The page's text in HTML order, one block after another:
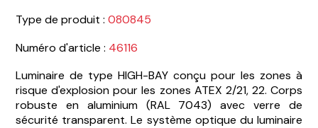
Type de produit :080845
Numéro d'article : 46116
Luminaire de type HIGH-BAY conçu pour les zones à
risque d'explosion pour les zones ATEX 2/21, 22. Corps
robuste en aluminium (RAL 7043) avec verre de
sécurité transparent. Le système optique du luminaire